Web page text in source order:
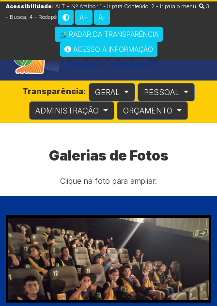
Acessibilidade: ALT + Nº Atalho : 1 - Ir para Conteúdo, 2 - Ir para o menu,
3
- Busca 4 - Rodapé A+ A-
RADAR DA TRANSPARÊNCIA
ACESSO A INFORMAÇÃO
Transparência: GERAL
PESSOAL
ADMINISTRAÇÃO
ORÇAMENTO
Galerias de Fotos
Clique na foto para ampliar: